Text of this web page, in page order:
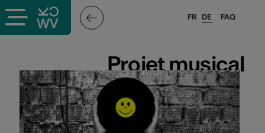
FAQ
FR DE
Projet musical
Projet musical